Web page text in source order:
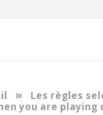
» Les règles
you are playing